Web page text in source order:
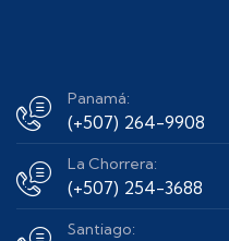
Panamá:
(+507) 264-9908
La Chorrera:
(+507) 254-3688
Santiago: